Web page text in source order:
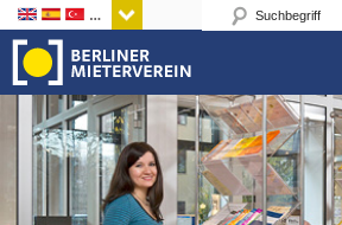
Sprachen